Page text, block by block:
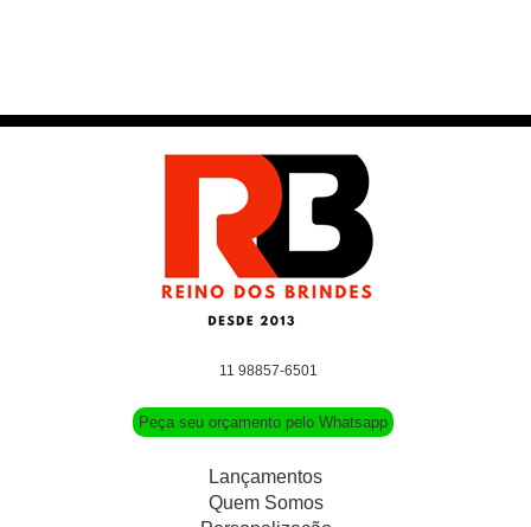
11 98857-6501
Peça seu orçamento pelo Whatsapp
Lançamentos
Quem Somos